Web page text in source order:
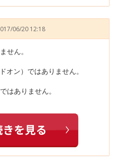
06/20 12:18
せん。
ン）ではありません。
はありません。